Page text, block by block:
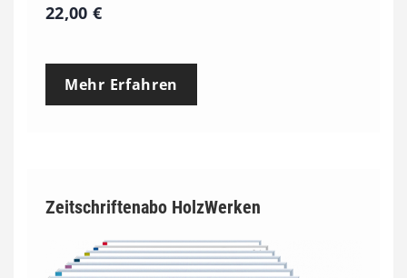
22,00€
Mehr Erfahren
Zeitschriftenabo HolzWerken